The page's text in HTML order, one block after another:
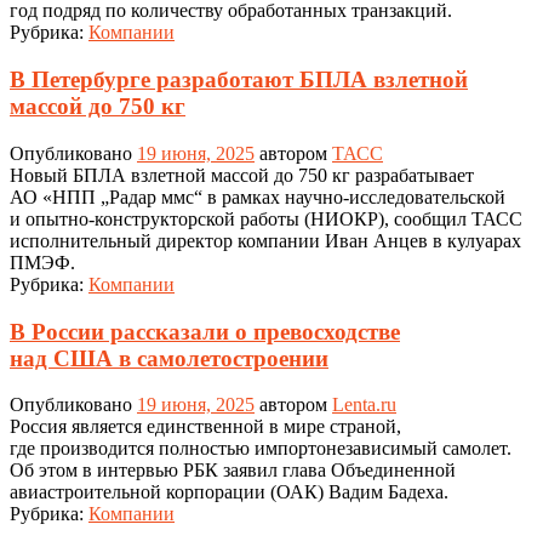
год подряд по количеству обработанных транзакций.
Рубрика: Компании
В Петербурге разработают БПЛА взлетной
массой до 750 кг
Опубликовано 19 июня, 2025 автором ТАСС
Новый БПЛА взлетной массой до 750 кг разрабатывает
АО «НПП „Радар ммс“ в рамках научно-исследовательской
и опытно-конструкторской работы (НИОКР), сообщил ТАСС
исполнительный директор компании Иван Анцев в кулуарах
ПМЭФ.
Рубрика: Компании
В России рассказали о превосходстве
над США в самолетостроении
Опубликовано 19 июня, 2025 автором Lenta.ru
Россия является единственной в мире страной,
где производится полностью импортонезависимый самолет.
Об этом в интервью РБК заявил глава Объединенной
авиастроительной корпорации (ОАК) Вадим Бадеха.
Рубрика: Компании